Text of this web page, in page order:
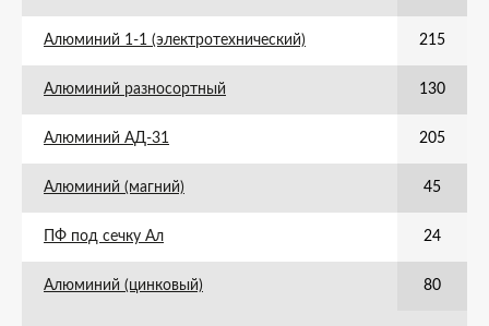
Алюминий 1-1 (электротехнический) 215
Алюминий разносортный 130
Алюминий АД-31 205
Алюминий (магний) 45
ПФ под сечку Ал 24
Алюминий (цинковый) 80